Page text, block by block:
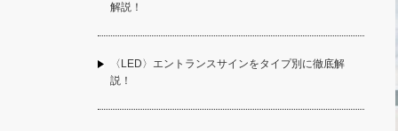
解説！
〈LED〉エントランスサインをタイプ別に徹底解
説！